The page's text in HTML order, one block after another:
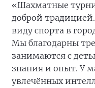
«Шахматные
доброй
виду спорта в
Мы благодарны
занимаются с
знания и опыт. У
увлечённых